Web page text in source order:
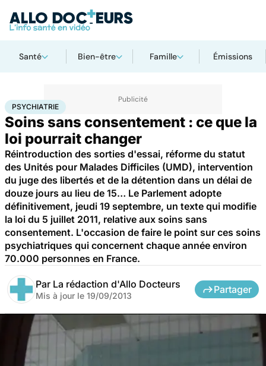
Santé Bien-être Famille Émissions
AccueilBien-être Psychiatrie
PSYCHIATRIE
Soins sans consentement : ce que la
loi pourrait changer
Réintroduction des sorties d'essai, réforme du statut
des Unités pour Malades Difficiles (UMD), intervention
du juge des libertés et de la détention dans un délai de
douze jours au lieu de 15… Le Parlement adopte
définitivement, jeudi 19 septembre, un texte qui modifie
la loi du 5 juillet 2011, relative aux soins sans
consentement. L'occasion de faire le point sur ces soins
psychiatriques qui concernent chaque année environ
70.000 personnes en France.
Par La rédaction d'Allo Docteurs
Mis à jour le 19/09/2013
Partager